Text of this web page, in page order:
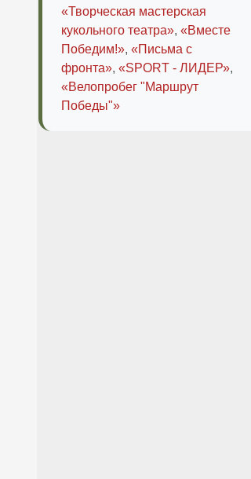
«Творческая мастерская
кукольного театра», «Вместе
Победим!», «Письма с
фронта», «SPORT - ЛИДЕР»,
«Велопробег "Маршрут
Победы"»